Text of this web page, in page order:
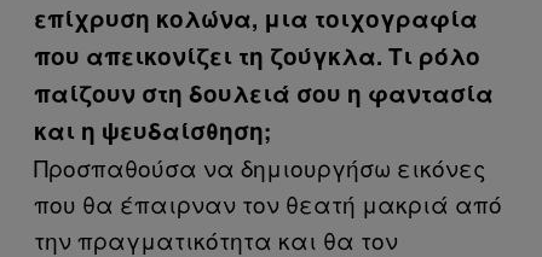
επίχρυση κολώνα, μια τοιχογραφία
που απεικονίζει τη ζούγκλα. Τι ρόλο
παίζουν στη δουλειά σου η φαντασία
και η ψευδαίσθηση;
Προσπαθούσα να δημιουργήσω εικόνες
που θα έπαιρναν τον θεατή μακριά από
την πραγματικότητα και θα τον